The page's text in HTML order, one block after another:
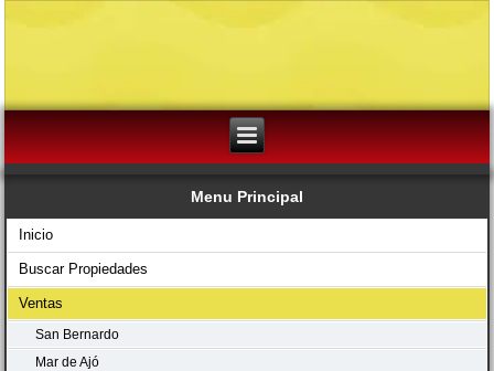
Menu Principal
Inicio
Buscar Propiedades
Ventas
San Bernardo
Mar de Ajó